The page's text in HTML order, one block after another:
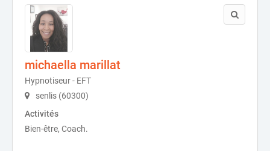
michaella marillat
Hypnotiseur - EFT
senlis (60300)
Activités
Bien-être, Coach.